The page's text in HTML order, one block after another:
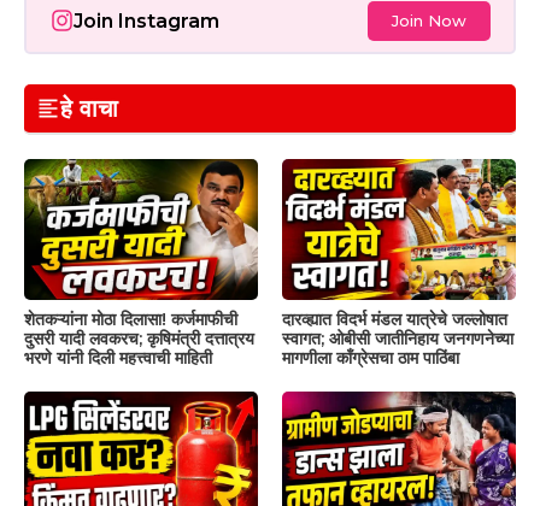
Join Instagram Join Now
हे वाचा
शेतकऱ्यांना मोठा दिलासा! कर्जमाफीची
दुसरी यादी लवकरच; कृषिमंत्री दत्तात्रय
भरणे यांनी दिली महत्त्वाची माहिती
दारव्ह्यात विदर्भ मंडल यात्रेचे जल्लोषात
स्वागत; ओबीसी जातीनिहाय जनगणनेच्या
मागणीला काँग्रेसचा ठाम पाठिंबा